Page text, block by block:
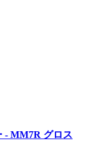
- MM7R グロス